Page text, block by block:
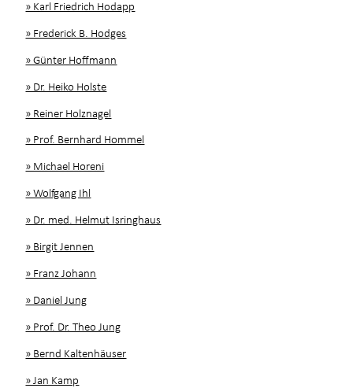
» Karl Friedrich Hodapp
» Frederick B. Hodges
» Günter Hoffmann
» Dr. Heiko Holste
» Reiner Holznagel
» Prof. Bernhard Hommel
» Michael Horeni
» Wolfgang Ihl
» Dr. med. Helmut Isringhaus
» Birgit Jennen
» Franz Johann
» Daniel Jung
» Prof. Dr. Theo Jung
» Bernd Kaltenhäuser
» Jan Kamp